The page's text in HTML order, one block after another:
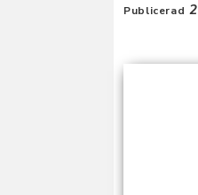
Publicerad